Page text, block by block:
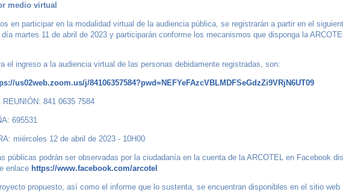
medio virtual
en participar en la modalidad virtual de la audiencia pública, se registrarán a partir en el
día martes 11 de abril de 2023 y participarán conforme los mecanismos que disponga la
el ingreso a la audiencia virtual de las personas debidamente registradas, son:
us02web.zoom.us/j/84106357584?pwd=NEFYeFAzcVBLMDFSeGdzZi9VRjN6UT09
REUNIÓN: 841 0635 7584
695531
miércoles 12 de abril de 2023 - 10H00
públicas podrán ser observadas por la ciudadanía en la cuenta de la ARCOTEL en Facebook
enlace https://www.facebook.com/arcotel
propuesto, así como el informe que lo sustenta, se encuentran disponibles en el sitio web